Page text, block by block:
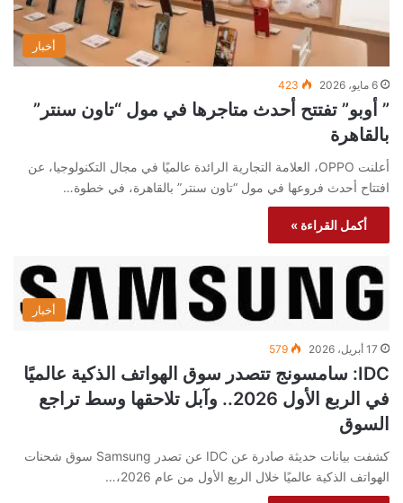
أخبار
6 مايو، 2026 423
” أوبو” تفتتح أحدث متاجرها في مول “تاون سنتر”
بالقاهرة
أعلنت OPPO، العلامة التجارية الرائدة عالميًا في مجال التكنولوجيا، عن
افتتاح أحدث فروعها في مول “تاون سنتر” بالقاهرة، في خطوة…
أكمل القراءة »
أخبار
17 أبريل، 2026 579
IDC: سامسونج تتصدر سوق الهواتف الذكية عالميًا
في الربع الأول 2026.. وآبل تلاحقها وسط تراجع
السوق
كشفت بيانات حديثة صادرة عن IDC عن تصدر Samsung سوق شحنات
الهواتف الذكية عالميًا خلال الربع الأول من عام 2026،…